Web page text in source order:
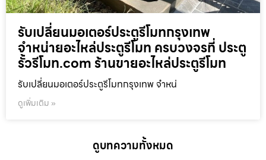
รับเปลี่ยนมอเตอร์ประตูรีโมทกรุงเทพ
จำหน่ายอะไหล่ประตูรีโมท ครบวงจรที่ ประตู
รั้วรีโมท.com ร้านขายอะไหล่ประตูรีโมท
รับเปลี่ยนมอเตอร์ประตูรีโมทกรุงเทพ จำหน่
ดูเพิ่มเติม »
ดูบทความทั้งหมด